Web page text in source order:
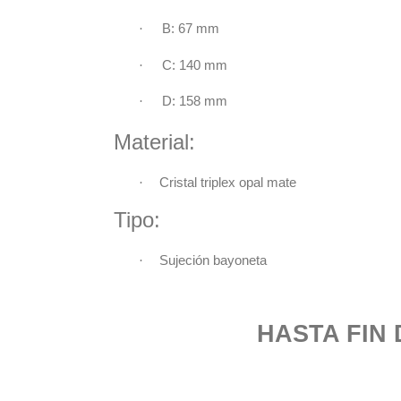
· B: 67 mm
· C: 140 mm
· D: 158 mm
Material:
· Cristal triplex opal mate
Tipo:
· Sujeción bayoneta
HASTA FIN DE